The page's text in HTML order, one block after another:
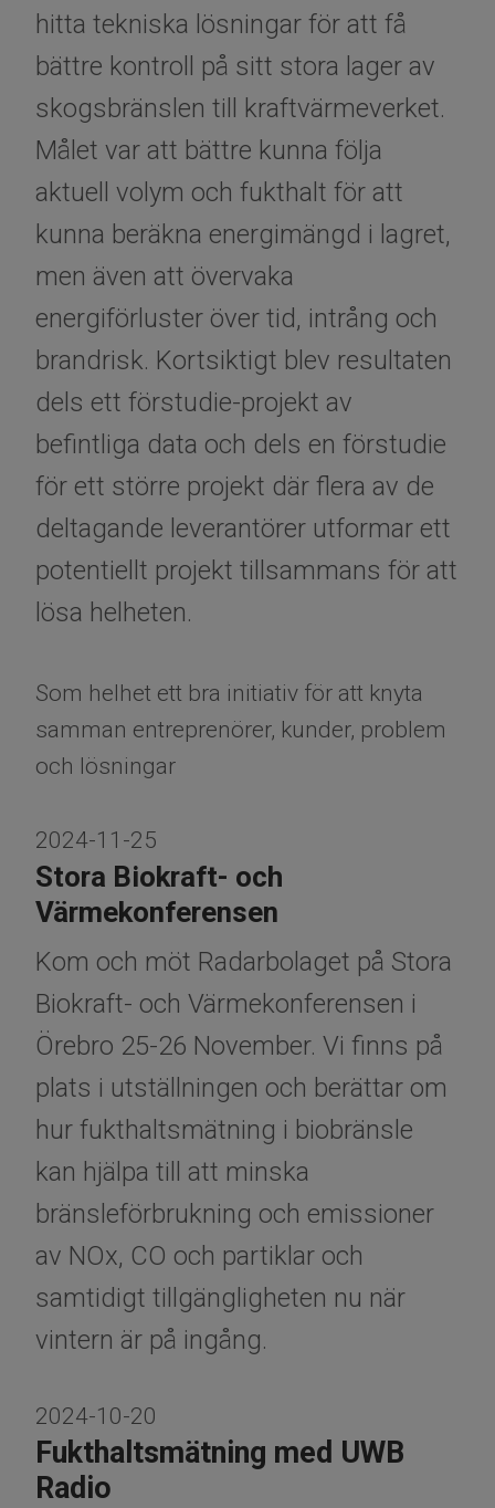
hitta tekniska lösningar för att få
bättre kontroll på sitt stora lager av
skogsbränslen till kraftvärmeverket.
Målet var att bättre kunna följa
aktuell volym och fukthalt för att
kunna beräkna energimängd i lagret,
men även att övervaka
energiförluster över tid, intrång och
brandrisk. Kortsiktigt blev resultaten
dels ett förstudie-projekt av
befintliga data och dels en förstudie
för ett större projekt där flera av de
deltagande leverantörer utformar ett
potentiellt projekt tillsammans för att
lösa helheten.
Som helhet ett bra initiativ för att knyta
samman entreprenörer, kunder, problem
och lösningar
2024-11-25
Stora Biokraft- och
Värmekonferensen
Kom och möt Radarbolaget på Stora
Biokraft- och Värmekonferensen i
Örebro 25-26 November. Vi finns på
plats i utställningen och berättar om
hur fukthaltsmätning i biobränsle
kan hjälpa till att minska
bränsleförbrukning och emissioner
av NOx, CO och partiklar och
samtidigt tillgängligheten nu när
vintern är på ingång.
2024-10-20
Fukthaltsmätning med UWB
Radio